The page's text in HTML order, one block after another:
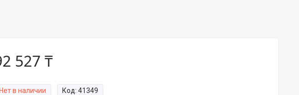
527 ₸
Нет в наличии Код: 41349